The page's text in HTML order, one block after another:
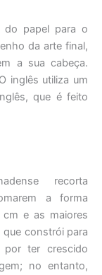
do papel para o
da arte final,
a sua cabeça.
inglês utiliza um
que é feito
recorta
a forma
e as maiores
constrói para
por ter crescido
no entanto,